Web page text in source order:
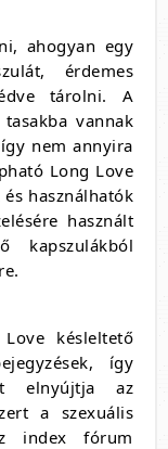
ahogyan egy
érdemes
tárolni. A
vannak
nem annyira
Long Love
használhatók
használt
kapszulákból
késleltető
így
elnyújtja az
a szexuális
index fórum